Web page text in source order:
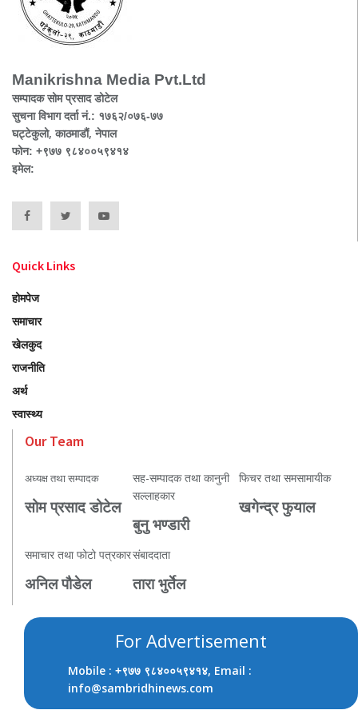
Manikrishna Media Pvt.Ltd
सम्पादक सोम प्रसाद डोटेल
सुचना विभाग दर्ता नं.: १७६२/०७६-७७
घट्टेकुलो, काठमाडौं, नेपाल
फोन: +९७७ ९८४००५९४१४
इमेल:
Quick Links
होमपेज
समाचार
खेलकुद
राजनीति
अर्थ
स्वास्थ्य
Our Team
अध्यक्ष तथा सम्पादक
सोम प्रसाद डोटेल
सह-सम्पादक तथा कानुनी
सल्लाहकार
बुनु भण्डारी
फिचर तथा समसामायीक
खगेन्द्र फुयाल
समाचार तथा फोटो पत्रकार
अनिल पौडेल
संबाददाता
तारा भुर्तेल
For Advertisement
Mobile : +९७७ ९८४००५९४१४, Email :
info@sambridhinews.com